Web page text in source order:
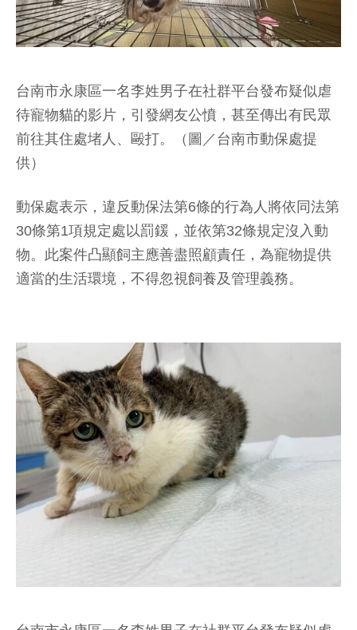
台南市永康區一名李姓男子在社群平台發布疑似虐
待寵物貓的影片，引發網友公憤，甚至傳出有民眾
前往其住處堵人、毆打。（圖／台南市動保處提
供）
動保處表示，違反動保法第6條的行為人將依同法第
30條第1項規定處以罰鍰，並依第32條規定沒入動
物。此案件凸顯飼主應善盡照顧責任，為寵物提供
適當的生活環境，不得忽視飼養及管理義務。